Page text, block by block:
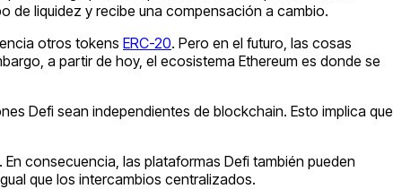
de liquidez y recibe una compensación a cambio.
otros tokens ERC-20. Pero en el futuro, las cosas
a partir de hoy, el ecosistema Ethereum es donde se
Defi sean independientes de blockchain. Esto implica que
consecuencia, las plataformas Defi también pueden
que los intercambios centralizados.